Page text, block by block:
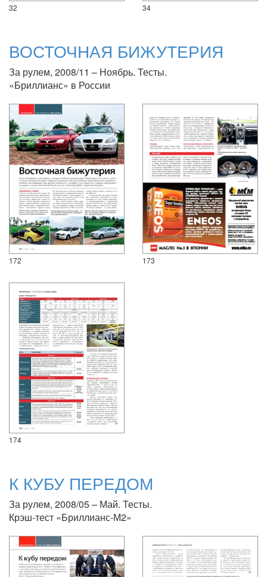
32 34
ВОСТОЧНАЯ БИЖУТЕРИЯ
За рулем, 2008/11 – Ноябрь. Тесты.
«Бриллианс» в России
172 173
174
К КУБУ ПЕРЕДОМ
За рулем, 2008/05 – Май. Тесты.
Крэш-тест «Бриллианс-М2»